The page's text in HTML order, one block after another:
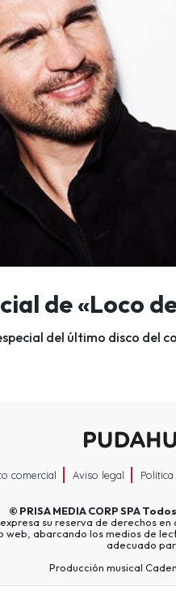
de «Loco
del último disco del
comercial Aviso legal
© PRISA MEDIA CORP SPA
expresa su reserva de derechos
web, abarcando los medios de
adecuado
Producción musical